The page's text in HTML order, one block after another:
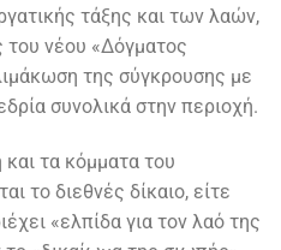
τάξης και των λαών,
του νέου «Δόγματος
της σύγκρουσης με
συνολικά στην περιοχή.
τα κόμματα του
το διεθνές δίκαιο, είτε
«ελπίδα για τον λαό της